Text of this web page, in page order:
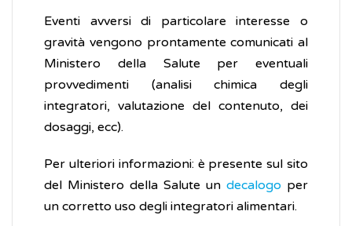
Eventi avversi di particolare interesse o
gravità vengono prontamente comunicati al
Ministero della Salute per eventuali
provvedimenti (analisi chimica degli
integratori, valutazione del contenuto, dei
dosaggi, ecc).
Per ulteriori informazioni: è presente sul sito
del Ministero della Salute un decalogo per
un corretto uso degli integratori alimentari.